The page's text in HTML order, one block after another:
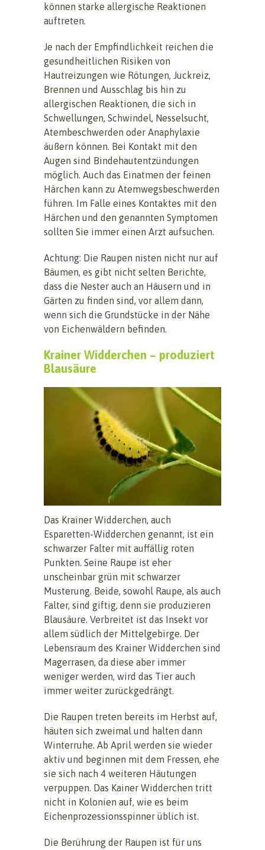
können starke allergische Reaktionen
auftreten.
Je nach der Empfindlichkeit reichen die
gesundheitlichen Risiken von
Hautreizungen wie Rötungen, Juckreiz,
Brennen und Ausschlag bis hin zu
allergischen Reaktionen, die sich in
Schwellungen, Schwindel, Nesselsucht,
Atembeschwerden oder Anaphylaxie
äußern können. Bei Kontakt mit den
Augen sind Bindehautentzündungen
möglich. Auch das Einatmen der feinen
Härchen kann zu Atemwegsbeschwerden
führen. Im Falle eines Kontaktes mit den
Härchen und den genannten Symptomen
sollten Sie immer einen Arzt aufsuchen.
Achtung: Die Raupen nisten nicht nur auf
Bäumen, es gibt nicht selten Berichte,
dass die Nester auch an Häusern und in
Gärten zu finden sind, vor allem dann,
wenn sich die Grundstücke in der Nähe
von Eichenwäldern befinden.
Krainer Widderchen – produziert
Blausäure
Das Krainer Widderchen, auch
Esparetten-Widderchen genannt, ist ein
schwarzer Falter mit auffällig roten
Punkten. Seine Raupe ist eher
unscheinbar grün mit schwarzer
Musterung. Beide, sowohl Raupe, als auch
Falter, sind giftig, denn sie produzieren
Blausäure. Verbreitet ist das Insekt vor
allem südlich der Mittelgebirge. Der
Lebensraum des Krainer Widderchen sind
Magerrasen, da diese aber immer
weniger werden, wird das Tier auch
immer weiter zurückgedrängt.
Die Raupen treten bereits im Herbst auf,
häuten sich zweimal und halten dann
Winterruhe. Ab April werden sie wieder
aktiv und beginnen mit dem Fressen, ehe
sie sich nach 4 weiteren Häutungen
verpuppen. Das Kainer Widderchen tritt
nicht in Kolonien auf, wie es beim
Eichenprozessionsspinner üblich ist.
Die Berührung der Raupen ist für uns